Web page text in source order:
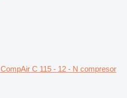
CompAir C 115 - 12 - N compresor